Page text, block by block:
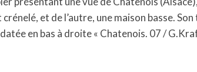
et de l’autre, une maison basse.
en bas à droite « Chatenois. 07 /